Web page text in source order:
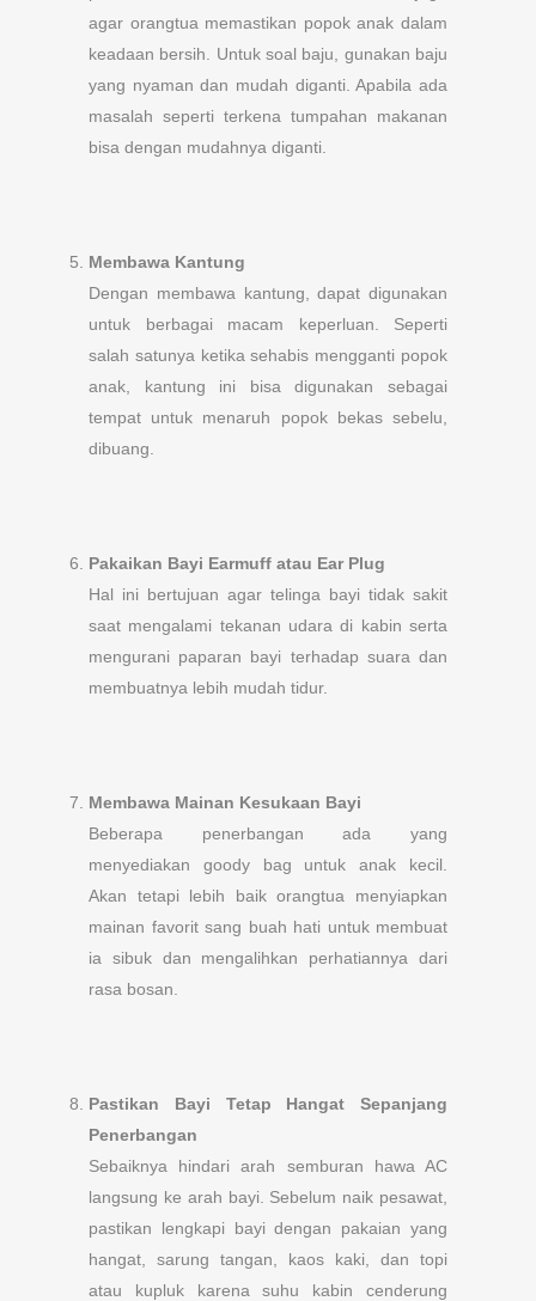
agar orangtua memastikan popok anak dalam
keadaan bersih. Untuk soal baju, gunakan baju
yang nyaman dan mudah diganti. Apabila ada
masalah seperti terkena tumpahan makanan
bisa dengan mudahnya diganti.
Membawa Kantung
Dengan membawa kantung, dapat digunakan
untuk berbagai macam keperluan. Seperti
salah satunya ketika sehabis mengganti popok
anak, kantung ini bisa digunakan sebagai
tempat untuk menaruh popok bekas sebelu,
dibuang.
Pakaikan Bayi Earmuff atau Ear Plug
Hal ini bertujuan agar telinga bayi tidak sakit
saat mengalami tekanan udara di kabin serta
mengurani paparan bayi terhadap suara dan
membuatnya lebih mudah tidur.
Membawa Mainan Kesukaan Bayi
Beberapa penerbangan ada yang
menyediakan goody bag untuk anak kecil.
Akan tetapi lebih baik orangtua menyiapkan
mainan favorit sang buah hati untuk membuat
ia sibuk dan mengalihkan perhatiannya dari
rasa bosan.
Pastikan Bayi Tetap Hangat Sepanjang
Penerbangan
Sebaiknya hindari arah semburan hawa AC
langsung ke arah bayi. Sebelum naik pesawat,
pastikan lengkapi bayi dengan pakaian yang
hangat, sarung tangan, kaos kaki, dan topi
atau kupluk karena suhu kabin cenderung